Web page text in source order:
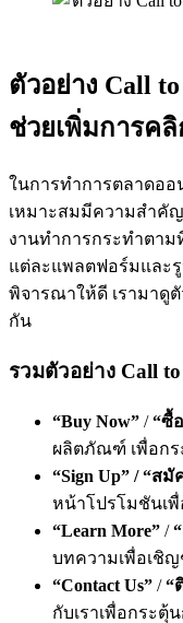
ตัวอย่าง Call
ช่วยเพิ่มการคลิ
ในการทำการตลาดออ
เหมาะสมมีความสำคั
งานทำการกระทำตาม
แต่ละแพลตฟอร์มและรู
พิจารณาให้ดี เรามาดู
กัน
รวมตัวอย่าง Call
“Buy Now” /“ซื้
ผลิตภัณฑ์ เพื่อกร
“Sign Up” / “ส
หน้าโปรโมชันเ
“Learn More” /
บทความเพื่อเชิ
“Contact Us” /“
กับเราเพื่อกระตุ้